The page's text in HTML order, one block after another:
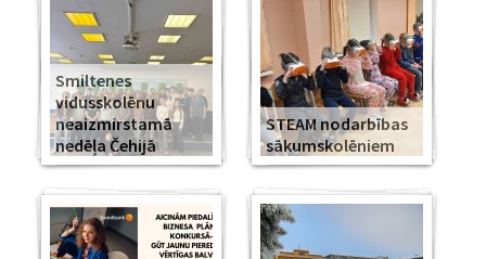
Smiltenes
vidusskolēnu
neaizmirstamā
nedēļa Čehijā
STEAM nodarbības
sākumskolēniem